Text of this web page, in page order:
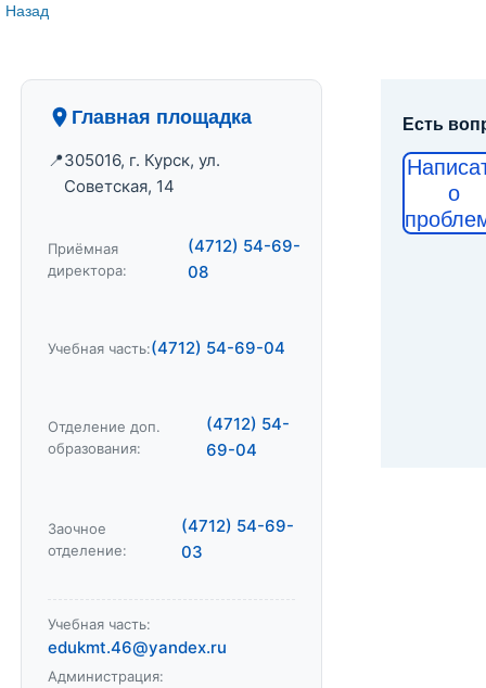
Назад
Главная площадка
305016, г. Курск, ул.
Советская, 14
Приёмная
директора:
(4712) 54-69-
08
Учебная часть:(4712) 54-69-04
Отделение доп.
образования:
(4712) 54-
69-04
Заочное
отделение:
(4712) 54-69-
03
Учебная часть:
edukmt.46@yandex.ru
Администрация:
Есть
о